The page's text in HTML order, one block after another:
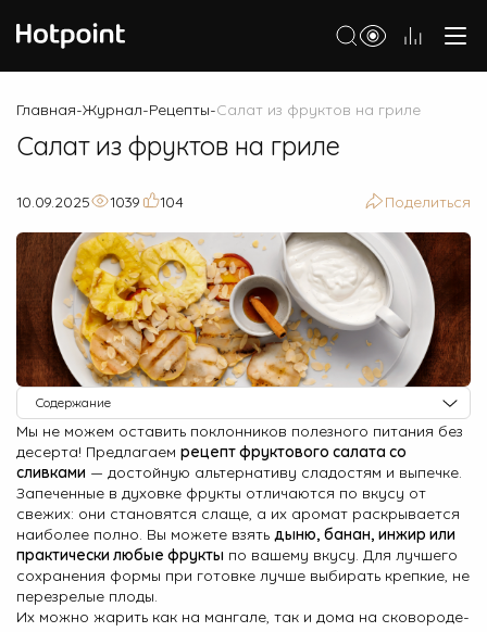
Морозильные камеры
Варочные панели
Духовые шкафы
Кухонные плиты
Вытяжки
Микроволновые печи
Малая бытовая техника
О Hotpoint
Технологии
Где купить
Главная-Журнал-Рецепты-Салат из фруктов на гриле
Салат из фруктов на гриле
10.09.2025 1039 104 Поделиться
Содержание
Ингредиенты
Приготовление
Мы не можем оставить поклонников полезного питания без
десерта! Предлагаем рецепт фруктового салата со
сливками — достойную альтернативу сладостям и выпечке.
Запеченные в духовке фрукты отличаются по вкусу от
свежих: они становятся слаще, а их аромат раскрывается
наиболее полно. Вы можете взять дыню, банан, инжир или
практически любые фрукты по вашему вкусу. Для лучшего
сохранения формы при готовке лучше выбирать крепкие, не
перезрелые плоды.
Их можно жарить как на мангале, так и дома на сковороде-